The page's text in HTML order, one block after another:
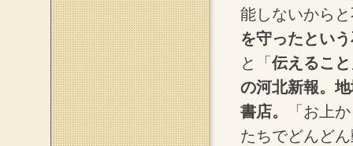
能しないから
を守ったとい
と「 伝えるこ
の河北新報。
書店。
「お上
たちでどんど